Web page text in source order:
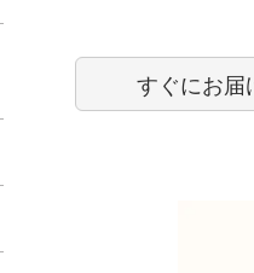
すぐにお届